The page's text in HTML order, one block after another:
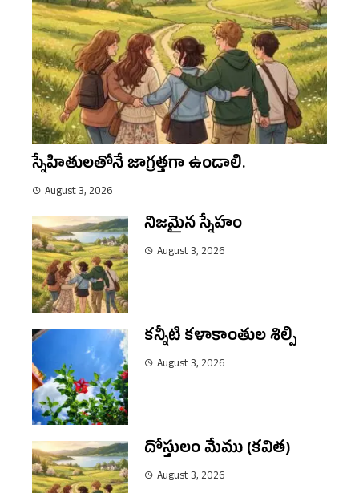
స్నేహితులతోనే జాగ్రత్తగా ఉండాలి.
August 3, 2026
నిజమైన స్నేహం
August 3, 2026
కన్నీటి కళాకాంతుల శిల్పి
August 3, 2026
దోస్తులం మేము (కవిత)
August 3, 2026